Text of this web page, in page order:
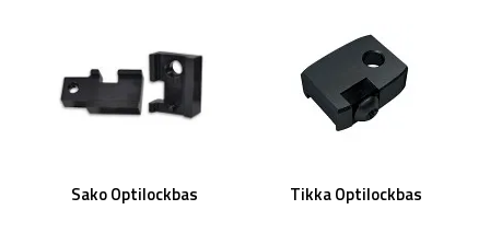
Sako Optilockbas Tikka Optilockbas